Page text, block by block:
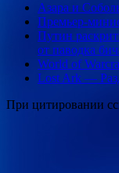
Азара и
Премьер-
Путин
от паводка
World of
Lost Ark —
При цитировании